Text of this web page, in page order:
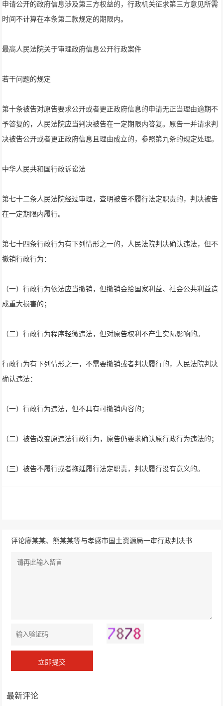
申请公开的政府信息涉及第三方权益的，行政机关征求第三方意见所需
时间不计算在本条第二款规定的期限内。
最高人民法院关于审理政府信息公开行政案件
若干问题的规定
第十条被告对原告要求公开或者更正政府信息的申请无正当理由逾期不
予答复的，人民法院应当判决被告在一定期限内答复。原告一并请求判
决被告公开或者更正政府信息且理由成立的，参照第九条的规定处理。
中华人民共和国行政诉讼法
第七十二条人民法院经过审理，查明被告不履行法定职责的，判决被告
在一定期限内履行。
第七十四条行政行为有下列情形之一的，人民法院判决确认违法，但不
撤销行政行为：
（一）行政行为依法应当撤销，但撤销会给国家利益、社会公共利益造
成重大损害的；
（二）行政行为程序轻微违法，但对原告权利不产生实际影响的。
行政行为有下列情形之一，不需要撤销或者判决履行的，人民法院判决
确认违法：
（一）行政行为违法，但不具有可撤销内容的；
（二）被告改变原违法行政行为，原告仍要求确认原行政行为违法的；
（三）被告不履行或者拖延履行法定职责，判决履行没有意义的。
评论廖某某、熊某某等与孝感市国土资源局一审行政判决书
最新评论